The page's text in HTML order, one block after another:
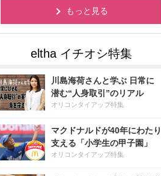
もっと見る
川島海荷さんと学ぶ 日常に
潜む“人身取引”のリアル
オリコンタイアップ特集
マクドナルドが40年にわたり
支える「小学生の甲子園」
オリコンタイアップ特集